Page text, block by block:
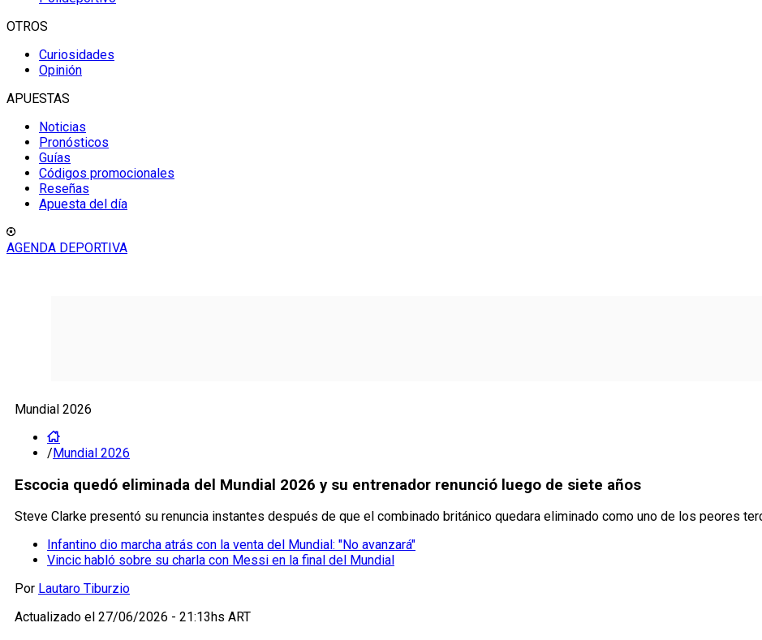
OTROS
Curiosidades
Opinión
APUESTAS
Noticias
Pronósticos
Guías
Códigos promocionales
Reseñas
Apuesta del día
AGENDA DEPORTIVA
Mundial 2026
/Mundial 2026
Escocia quedó eliminada del Mundial 2026 y su entrenador renunció luego de siete años
Steve Clarke presentó su renuncia instantes después de que el combinado británico quedara eliminado como uno de los peores
Infantino dio marcha atrás con la venta del Mundial: "No avanzará"
Vincic habló sobre su charla con Messi en la final del Mundial
Por Lautaro Tiburzio
Actualizado el 27/06/2026 - 21:13hs ART